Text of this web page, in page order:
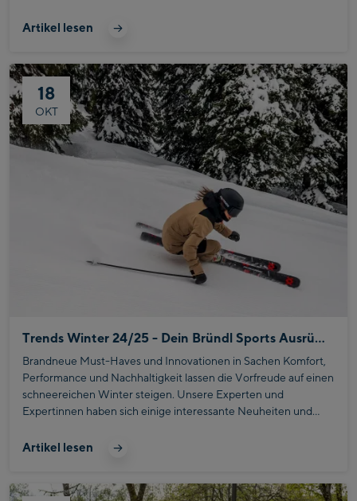
beginnt.
Artikel lesen
18
OKT
Trends Winter 24/25 - Dein Bründl Sports Ausrüstungs-Check
Brandneue Must-Haves und Innovationen in Sachen Komfort,
Performance und Nachhaltigkeit lassen die Vorfreude auf einen
schneereichen Winter steigen. Unsere Experten und
Expertinnen haben sich einige interessante Neuheiten und
Artikel lesen